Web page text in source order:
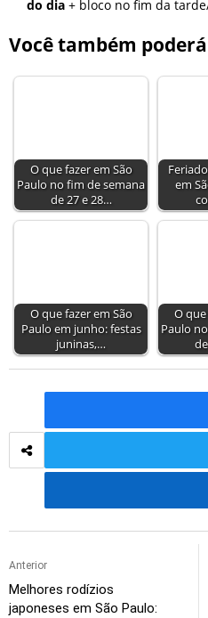
do dia + bloco no fim da
Você também
O que fazer em São
Paulo no fim de semana
de 27 e 28…
em
O que fazer em São
Paulo em junho: festas
juninas,…
O que
Paulo
Anterior
Melhores rodízios
japoneses em São Paulo: